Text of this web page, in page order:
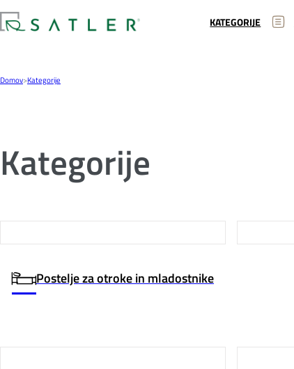
KATEGORIJE
Domov>Kategorije
Kategorije
Postelje za otroke in mladostnike